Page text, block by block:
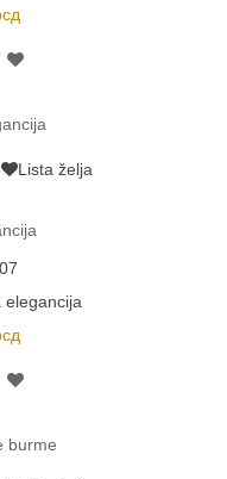
Lista želja
elegancija